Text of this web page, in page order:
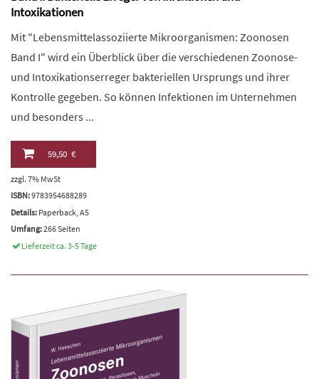
Intoxikationen
Mit "Lebensmittelassoziierte Mikroorganismen: Zoonosen
Band I" wird ein Überblick über die verschiedenen Zoonose-
und Intoxikationserreger bakteriellen Ursprungs und ihrer
Kontrolle gegeben. So können Infektionen im Unternehmen
und besonders ...
59,50 €
zzgl. 7% MwSt
ISBN:9783954688289
Details: Paperback, A5
Umfang:266 Seiten
Lieferzeit ca. 3-5 Tage